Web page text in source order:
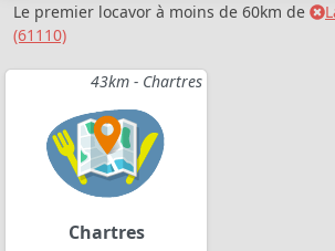
Le premier locavor à moins de 60km de
(61110)
43km - Chartres
Chartres